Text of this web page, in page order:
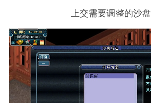
上交需要调整的沙盘